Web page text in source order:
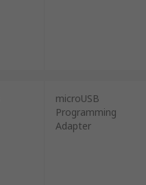
microUSB
Programming
Adapter